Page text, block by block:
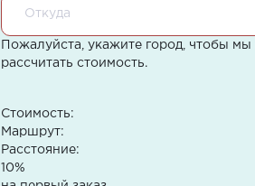
Пожалуйста, укажите город, чтобы мы
рассчитать стоимость.
Стоимость:
Маршрут:
Расстояние:
10%